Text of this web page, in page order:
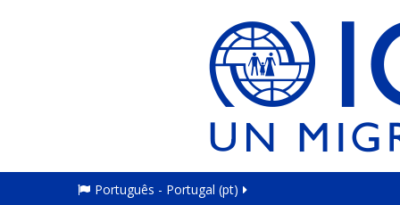
Português - Portugal ‎(pt)‎